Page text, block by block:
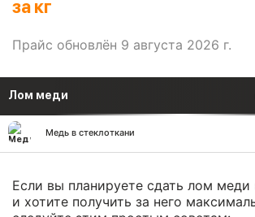
за кг
Прайс обновлён 9 августа 2026 г.
Лом меди
Медь в стеклоткани
Если вы планируете сдать лом меди
и хотите получить за него